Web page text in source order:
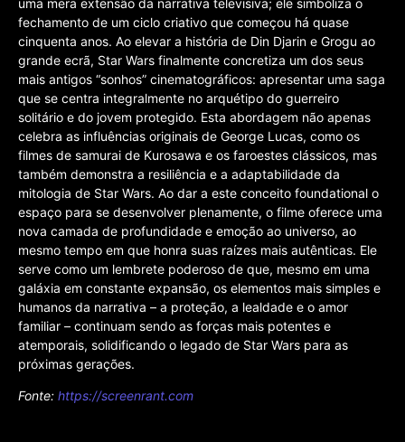
fechamento de um ciclo criativo que começou há quase
cinquenta anos. Ao elevar a história de Din Djarin e Grogu ao
grande ecrã, Star Wars finalmente concretiza um dos seus
mais antigos “sonhos” cinematográficos: apresentar uma saga
que se centra integralmente no arquétipo do guerreiro
solitário e do jovem protegido. Esta abordagem não apenas
celebra as influências originais de George Lucas, como os
filmes de samurai de Kurosawa e os faroestes clássicos, mas
também demonstra a resiliência e a adaptabilidade da
mitologia de Star Wars. Ao dar a este conceito foundational o
espaço para se desenvolver plenamente, o filme oferece uma
nova camada de profundidade e emoção ao universo, ao
mesmo tempo em que honra suas raízes mais autênticas. Ele
serve como um lembrete poderoso de que, mesmo em uma
galáxia em constante expansão, os elementos mais simples e
humanos da narrativa – a proteção, a lealdade e o amor
familiar – continuam sendo as forças mais potentes e
atemporais, solidificando o legado de Star Wars para as
próximas gerações.
Fonte: https://screenrant.com